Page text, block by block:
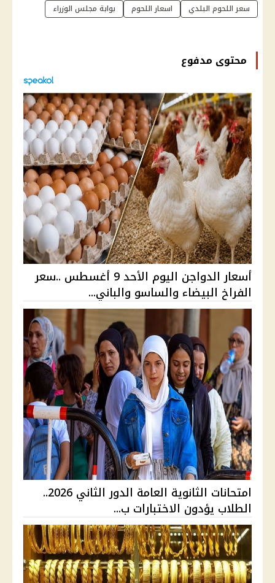
سعر اللحوم البلدي اسعار اللحوم بوابة مجلس الوزراء
محتوى مدفوع
أسعار الدواجن اليوم الأحد 9 أغسطس ..سعر
الفراخ البيضاء والساسو والباني...
امتحانات الثانوية العامة الدور الثاني 2026..
الطلاب يؤدون الاختبارات ب...